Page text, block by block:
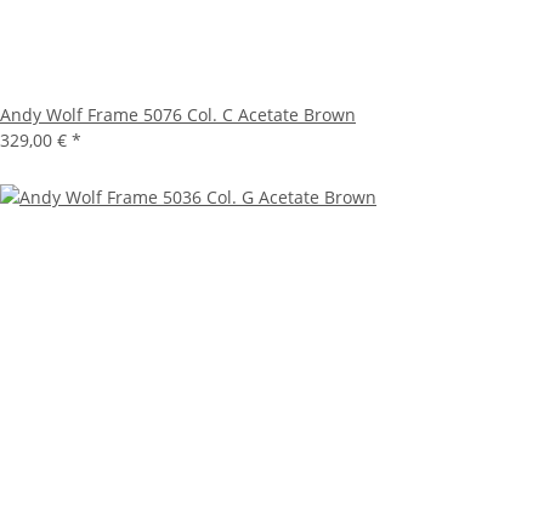
Andy Wolf Frame 5076 Col. C Acetate Brown
329,00 € *